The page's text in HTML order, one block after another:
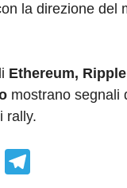
la direzione
Ethereum,
mostrano segnali
rally.
W